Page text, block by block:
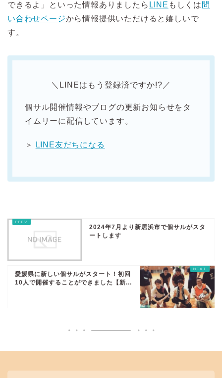
できるよ」といった情報ありましたら LINE もしくは 問
い合わせページから情報提供いただけると嬉しいで
す。
＼LINEはもう登録済ですか!?／
個サル開催情報やブログの更新お知らせをタ
イムリーに配信しています。
＞ LINE友だちになる
2024年7月より新居浜市で個サルがスタ
ートします
愛媛県に新しい個サルがスタート！初回
10人で開催することができました【新...